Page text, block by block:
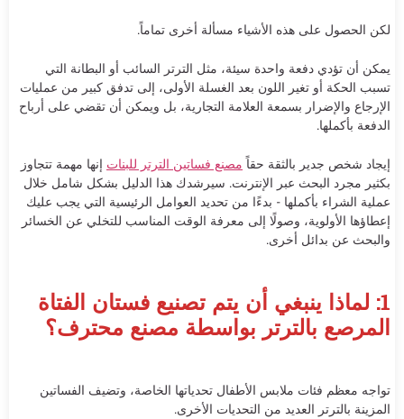
لكن الحصول على هذه الأشياء مسألة أخرى تماماً.
يمكن أن تؤدي دفعة واحدة سيئة، مثل الترتر السائب أو البطانة التي
تسبب الحكة أو تغير اللون بعد الغسلة الأولى، إلى تدفق كبير من عمليات
الإرجاع والإضرار بسمعة العلامة التجارية، بل ويمكن أن تقضي على أرباح
الدفعة بأكملها.
إيجاد شخص جدير بالثقة حقاً مصنع فساتين الترتر للبنات إنها مهمة تتجاوز
بكثير مجرد البحث عبر الإنترنت. سيرشدك هذا الدليل بشكل شامل خلال
عملية الشراء بأكملها - بدءًا من تحديد العوامل الرئيسية التي يجب عليك
إعطاؤها الأولوية، وصولًا إلى معرفة الوقت المناسب للتخلي عن الخسائر
والبحث عن بدائل أخرى.
1: لماذا ينبغي أن يتم تصنيع فستان الفتاة
المرصع بالترتر بواسطة مصنع محترف؟
تواجه معظم فئات ملابس الأطفال تحدياتها الخاصة، وتضيف الفساتين
المزينة بالترتر العديد من التحديات الأخرى.